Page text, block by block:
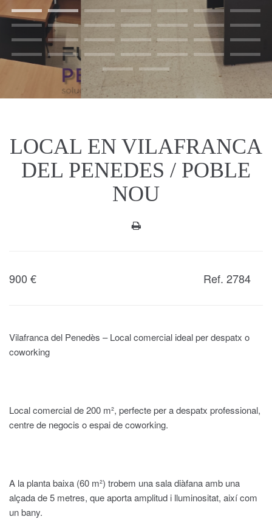
LOCAL EN VILAFRANCA
DEL PENEDES / POBLE
NOU
900 € Ref. 2784
Vilafranca del Penedès – Local comercial ideal per despatx o
coworking
Local comercial de 200 m², perfecte per a despatx professional,
centre de negocis o espai de coworking.
A la planta baixa (60 m²) trobem una sala diàfana amb una
alçada de 5 metres, que aporta amplitud i lluminositat, així com
un bany.